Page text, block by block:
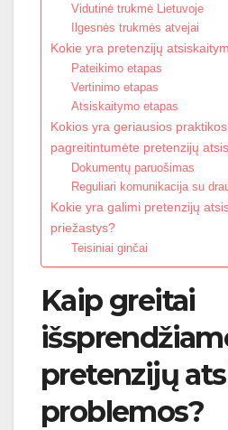
Vidutinė trukmė Lietuvoje
Ilgesnės trukmės atvejai
Kokie yra pretenzijų
Pateikimo etapas
Vertinimo etapas
Atsiskaitymo etapas
Kokios yra geriausios
pagreitintumėte pretenzijų
Dokumentų paruošimas
Reguliari komunikacija su
Kokie yra galimi pretenzijų
priežastys?
Teisiniai ginčai
Kaip greitai
pretenzijų
problemos?